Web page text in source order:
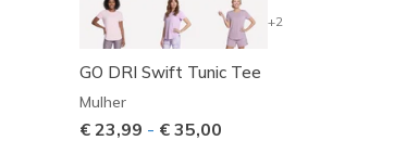
+2
GO DRI Swift Tunic Tee
Mulher
€ 23,99 - € 35,00